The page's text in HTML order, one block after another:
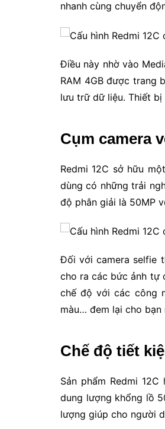
nhanh cùng chuyển
Điều này nhờ vào
RAM 4GB được trang
lưu trữ dữ liệu. Thiết
Cụm camera
Redmi 12C sở hữu
dùng có những trải
độ phân giải là 50MP
Đối với camera selfie
cho ra các bức ảnh tự
chế độ với các công
màu… đem lại cho bạn
Chế độ tiết
Sản phẩm Redmi
dung lượng khổng lồ
lượng giúp cho người